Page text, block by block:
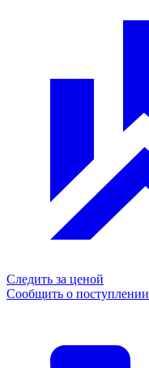
Следить за ценой
Сообщить о поступлении